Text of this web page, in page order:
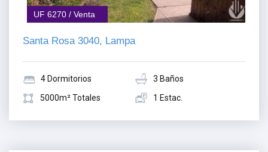
UF 6270 / Venta
Santa Rosa 3040, Lampa
4 Dormitorios
3 Baños
5000m² Totales
1 Estac.